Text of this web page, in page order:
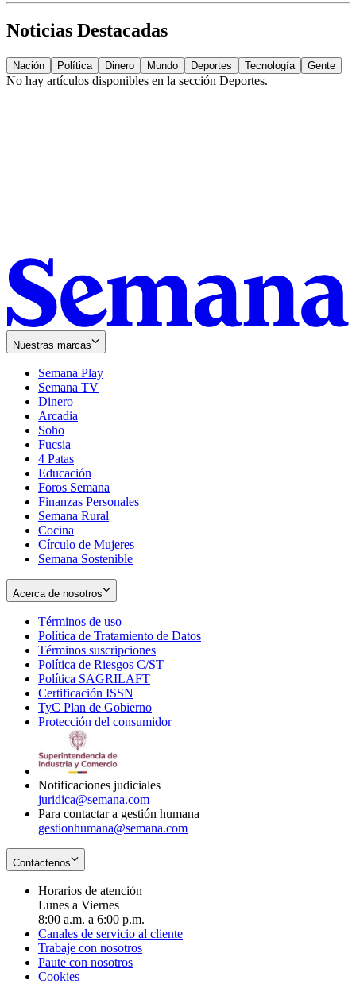
Noticias Destacadas
Nación Política Dinero Mundo Deportes Tecnología Gente
No hay artículos disponibles en la sección Deportes.
Nuestras marcas
Semana Play
Semana TV
Dinero
Arcadia
Soho
in
new
window
Fucsia
in
new
window
4 Patas
Educación
Foros Semana
Finanzas Personales
Semana Rural
Cocina
Círculo de Mujeres
Semana Sostenible
Acerca de nosotros
Términos de uso
in
new
window
Política de Tratamiento de Datos
Términos suscripciones
in
Política de Riesgos C/ST
Política SAGRILAFT
new
window
Certificación ISSN
in
new
TyC Plan de Gobierno
in
Protección del consumidorOpens
Notificaciones judiciales
juridica@semana.com
Para contactar a gestión humana
gestionhumana@semana.com
Contáctenos
Horarios de atención
Lunes a Viernes
8:00 a.m. a 6:00 p.m.
Canales de servicio al cliente
Trabaje con nosotros
Paute con nosotros
Cookies